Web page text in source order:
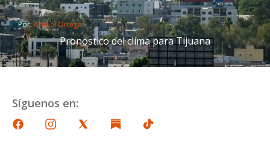
Por: Abdiel Ortega
Pronostico del clima para Tijuana
Síguenos en: